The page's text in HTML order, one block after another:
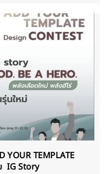
YOUR TEMPLATE
IG Story